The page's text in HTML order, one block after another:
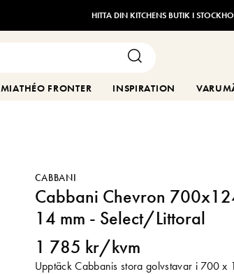
HITTA DIN KITCHENS BUTIK I
MIATHÉO FRONTER INSPIRATION
CABBANI
Cabbani Chevron
14 mm - Select/Littoral
1 785 kr/kvm
Upptäck Cabbanis stora golvstavar i 700 x